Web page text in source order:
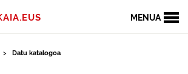
MENUA
Datu katalogoa